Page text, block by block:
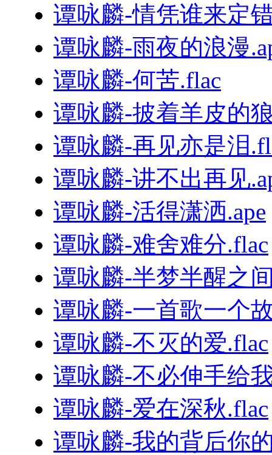
谭咏麟-情凭谁来定
谭咏麟-雨夜的浪漫
谭咏麟-何苦.flac
谭咏麟-披着羊皮的
谭咏麟-再见亦是泪
谭咏麟-讲不出再见
谭咏麟-活得潇洒.ape
谭咏麟-难舍难分.flac
谭咏麟-半梦半醒之
谭咏麟-一首歌一个
谭咏麟-不灭的爱.flac
谭咏麟-不必伸手给
谭咏麟-爱在深秋.flac
谭咏麟-我的背后你